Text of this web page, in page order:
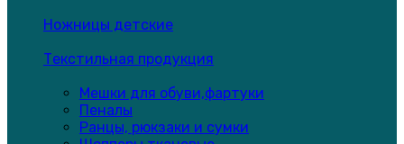
Ножницы детские
Текстильная продукция
Мешки для обуви,фартуки
Пеналы
Ранцы, рюкзаки и сумки